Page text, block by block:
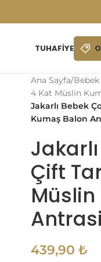
TUHAFIYE
Ana Sayfa/Bebek
4 Kat Müslin
Jakarlı Bebek
Kumaş Balon
Çift
439,90 ₺